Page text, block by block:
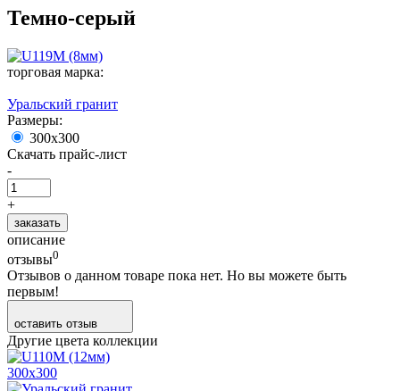
Темно-серый
торговая марка:
Уральский гранит
Размеры:
300х300
Скачать прайс-лист
-
+
заказать
описание
отзывы0
Отзывов о данном товаре пока нет. Но вы можете быть
первым!
оставить отзыв
Другие цвета коллекции
300х300